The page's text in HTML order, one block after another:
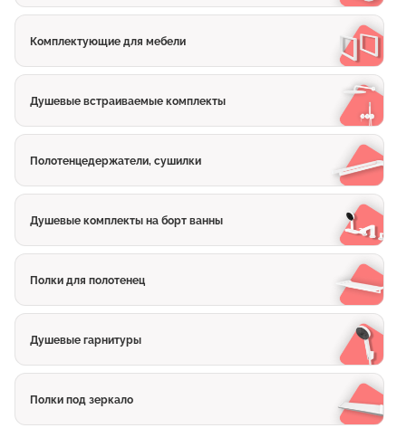
Комплектующие для мебели
Душевые встраиваемые комплекты
Полотенцедержатели, сушилки
Душевые комплекты на борт ванны
Полки для полотенец
Душевые гарнитуры
Полки под зеркало